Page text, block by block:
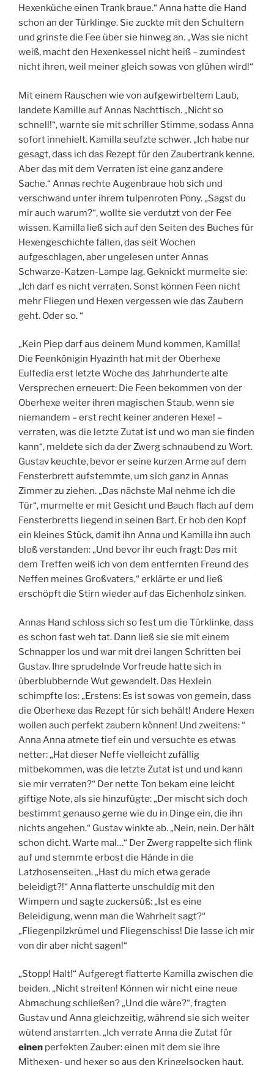
Hexenküche einen Trank braue.“ Anna hatte die Hand
schon an der Türklinge. Sie zuckte mit den Schultern
und grinste die Fee über sie hinweg an. „Was sie nicht
weiß, macht den Hexenkessel nicht heiß – zumindest
nicht ihren, weil meiner gleich sowas von glühen wird!“
Mit einem Rauschen wie von aufgewirbeltem Laub,
landete Kamille auf Annas Nachttisch. „Nicht so
schnell!“, warnte sie mit schriller Stimme, sodass Anna
sofort innehielt. Kamilla seufzte schwer. „Ich habe nur
gesagt, dass ich das Rezept für den Zaubertrank kenne.
Aber das mit dem Verraten ist eine ganz andere
Sache.“ Annas rechte Augenbraue hob sich und
verschwand unter ihrem tulpenroten Pony. „Sagst du
mir auch warum?“, wollte sie verdutzt von der Fee
wissen. Kamilla ließ sich auf den Seiten des Buches für
Hexengeschichte fallen, das seit Wochen
aufgeschlagen, aber ungelesen unter Annas
Schwarze-Katzen-Lampe lag. Geknickt murmelte sie:
„Ich darf es nicht verraten. Sonst können Feen nicht
mehr Fliegen und Hexen vergessen wie das Zaubern
geht. Oder so. “
„Kein Piep darf aus deinem Mund kommen, Kamilla!
Die Feenkönigin Hyazinth hat mit der Oberhexe
Eulfedia erst letzte Woche das Jahrhunderte alte
Versprechen erneuert: Die Feen bekommen von der
Oberhexe weiter ihren magischen Staub, wenn sie
niemandem – erst recht keiner anderen Hexe! –
verraten, was die letzte Zutat ist und wo man sie finden
kann“, meldete sich da der Zwerg schnaubend zu Wort.
Gustav keuchte, bevor er seine kurzen Arme auf dem
Fensterbrett aufstemmte, um sich ganz in Annas
Zimmer zu ziehen. „Das nächste Mal nehme ich die
Tür“, murmelte er mit Gesicht und Bauch flach auf dem
Fensterbretts liegend in seinen Bart. Er hob den Kopf
ein kleines Stück, damit ihn Anna und Kamilla ihn auch
bloß verstanden: „Und bevor ihr euch fragt: Das mit
dem Treffen weiß ich von dem entfernten Freund des
Neffen meines Großvaters,“ erklärte er und ließ
erschöpft die Stirn wieder auf das Eichenholz sinken.
Annas Hand schloss sich so fest um die Türklinke, dass
es schon fast weh tat. Dann ließ sie sie mit einem
Schnapper los und war mit drei langen Schritten bei
Gustav. Ihre sprudelnde Vorfreude hatte sich in
überblubbernde Wut gewandelt. Das Hexlein
schimpfte los: „Erstens: Es ist sowas von gemein, dass
die Oberhexe das Rezept für sich behält! Andere Hexen
wollen auch perfekt zaubern können! Und zweitens: “
Anna Anna atmete tief ein und versuchte es etwas
netter: „Hat dieser Neffe vielleicht zufällig
mitbekommen, was die letzte Zutat ist und und kann
sie mir verraten?“ Der nette Ton bekam eine leicht
giftige Note, als sie hinzufügte: „Der mischt sich doch
bestimmt genauso gerne wie du in Dinge ein, die ihn
nichts angehen.“ Gustav winkte ab. „Nein, nein. Der hält
schon dicht. Warte mal…“ Der Zwerg rappelte sich flink
auf und stemmte erbost die Hände in die
Latzhosenseiten. „Hast du mich etwa gerade
beleidigt?!“ Anna flatterte unschuldig mit den
Wimpern und sagte zuckersüß: „Ist es eine
Beleidigung, wenn man die Wahrheit sagt?“
„Fliegenpilzkrümel und Fliegenschiss! Die lasse ich mir
von dir aber nicht sagen!“
„Stopp! Halt!“ Aufgeregt flatterte Kamilla zwischen die
beiden. „Nicht streiten! Können wir nicht eine neue
Abmachung schließen? „Und die wäre?“, fragten
Gustav und Anna gleichzeitig, während sie sich weiter
wütend anstarrten. „Ich verrate Anna die Zutat für
einen perfekten Zauber: einen mit dem sie ihre
Mithexen- und hexer so aus den Kringelsocken haut,